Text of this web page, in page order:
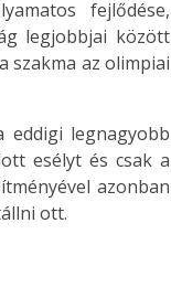
fejlődése,
legjobbjai között
szakma az olimpiai
eddigi legnagyobb
esélyt és csak a
azonban
ott.